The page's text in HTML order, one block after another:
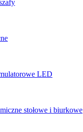
LED
stołowe i biurkowe